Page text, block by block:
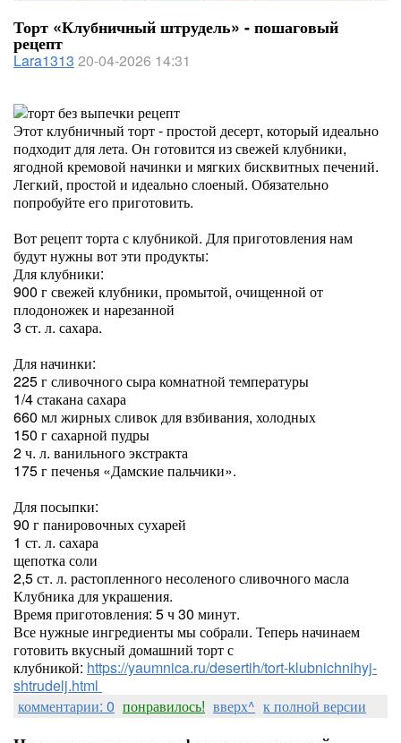
Торт «Клубничный штрудель» - пошаговый
рецепт
Lara1313 20-04-2026 14:31
Этот клубничный торт - простой десерт, который идеально
подходит для лета. Он готовится из свежей клубники,
ягодной кремовой начинки и мягких бисквитных печений.
Легкий, простой и идеально слоеный. Обязательно
попробуйте его приготовить.
Вот рецепт торта с клубникой. Для приготовления нам
будут нужны вот эти продукты:
Для клубники:
900 г свежей клубники, промытой, очищенной от
плодоножек и нарезанной
3 ст. л. сахара.
Для начинки:
225 г сливочного сыра комнатной температуры
1/4 стакана сахара
660 мл жирных сливок для взбивания, холодных
150 г сахарной пудры
2 ч. л. ванильного экстракта
175 г печенья «Дамские пальчики».
Для посыпки:
90 г панировочных сухарей
1 ст. л. сахара
щепотка соли
2,5 ст. л. растопленного несоленого сливочного масла
Клубника для украшения.
Время приготовления: 5 ч 30 минут.
Все нужные ингредиенты мы собрали. Теперь начинаем
готовить вкусный домашний торт с
клубникой: https://yaumnica.ru/desertih/tort-klubnichnihyj-
shtrudelj.html
комментарии: 0 понравилось! вверх^ к полной версии